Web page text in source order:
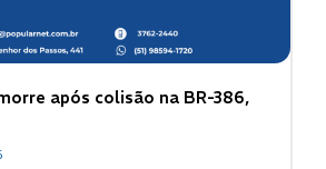
após colisão na BR-386,